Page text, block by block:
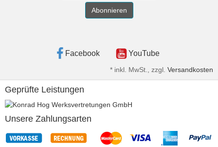
Abonnieren
Facebook YouTube
* inkl. MwSt., zzgl. Versandkosten
Geprüfte Leistungen
Unsere Zahlungsarten